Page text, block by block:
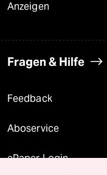
Anzeigen
Fragen & Hilfe
Feedback
Aboservice
ePaper Login